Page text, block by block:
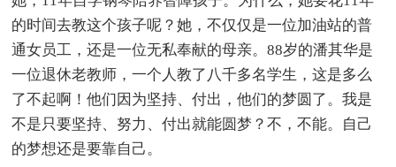
的时间去教这个孩子呢？她，不仅仅是一位加油站的普
通女员工，还是一位无私奉献的母亲。88岁的潘其华是
一位退休老教师，一个人教了八千多名学生，这是多么
了不起啊！他们因为坚持、付出，他们的梦圆了。我是
不是只要坚持、努力、付出就能圆梦？不，不能。自己
的梦想还是要靠自己。